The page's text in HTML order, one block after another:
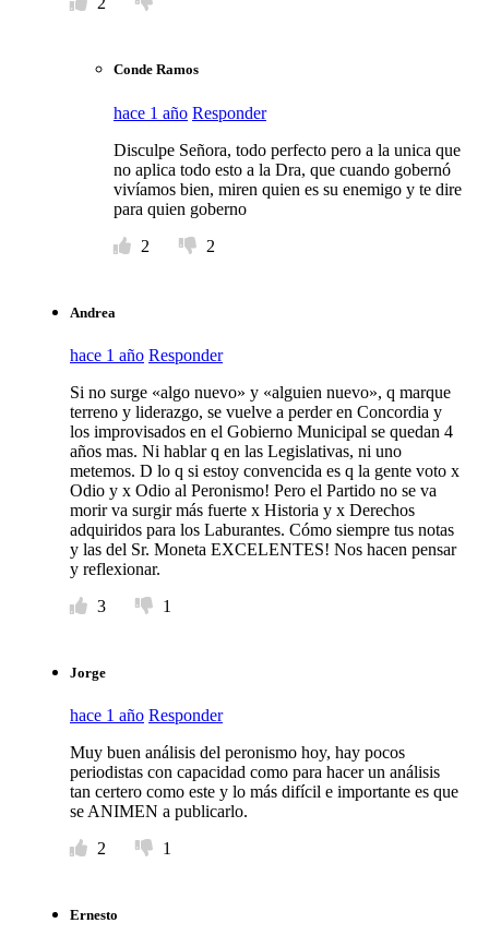
Conde Ramos
hace 1 año Responder
Disculpe Señora, todo perfecto pero a la unica que
no aplica todo esto a la Dra, que cuando gobernó
vivíamos bien, miren quien es su enemigo y te dire
para quien goberno
2
2
Andrea
hace 1 año Responder
Si no surge «algo nuevo» y «alguien nuevo», q marque
terreno y liderazgo, se vuelve a perder en Concordia y
los improvisados en el Gobierno Municipal se quedan 4
años mas. Ni hablar q en las Legislativas, ni uno
metemos. D lo q si estoy convencida es q la gente voto x
Odio y x Odio al Peronismo! Pero el Partido no se va
morir va surgir más fuerte x Historia y x Derechos
adquiridos para los Laburantes. Cómo siempre tus notas
y las del Sr. Moneta EXCELENTES! Nos hacen pensar
y reflexionar.
3
1
Jorge
hace 1 año Responder
Muy buen análisis del peronismo hoy, hay pocos
periodistas con capacidad como para hacer un análisis
tan certero como este y lo más difícil e importante es que
se ANIMEN a publicarlo.
2
1
Ernesto